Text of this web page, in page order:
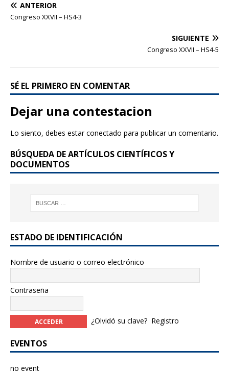
ANTERIOR
Congreso XXVII – HS4-3
SIGUIENTE
Congreso XXVII – HS4-5
SÉ EL PRIMERO EN COMENTAR
Dejar una contestacion
Lo siento, debes estarconectado para publicar un comentario.
BÚSQUEDA DE ARTÍCULOS CIENTÍFICOS Y
DOCUMENTOS
ESTADO DE IDENTIFICACIÓN
Nombre de usuario o correo electrónico
Contraseña
¿Olvidó su clave? Registro
EVENTOS
no event